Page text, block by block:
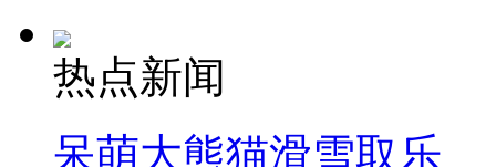
热点新闻
呆萌大熊猫滑雪取乐